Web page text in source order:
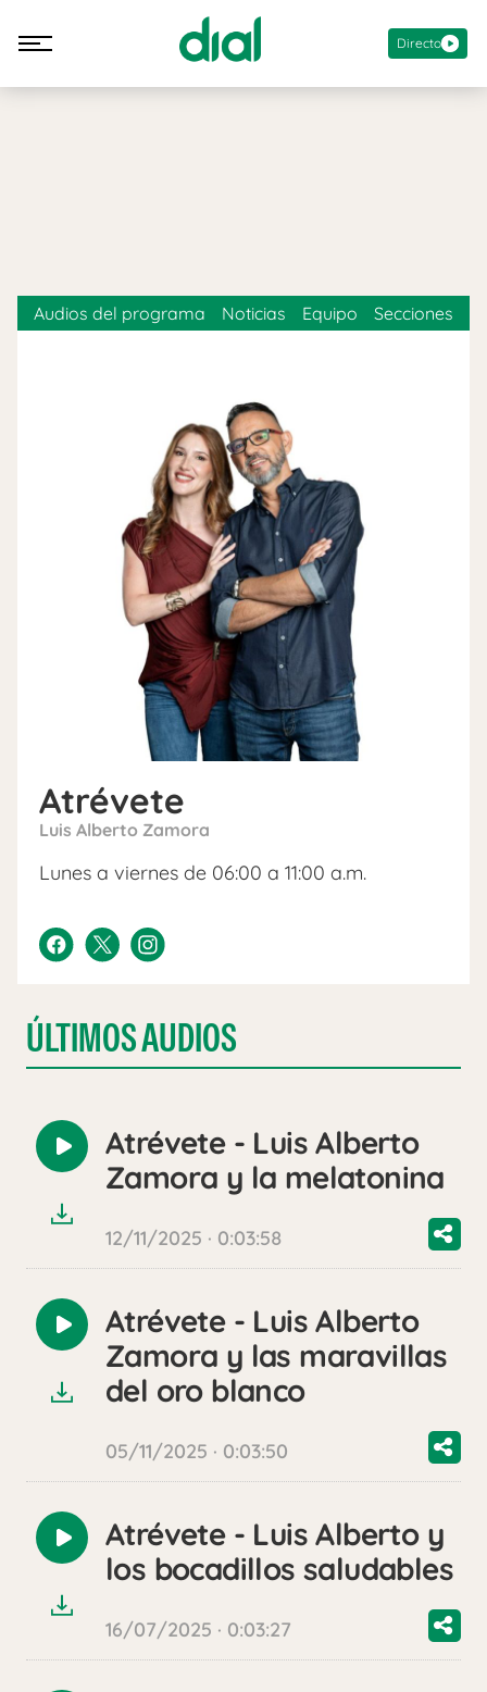
Directo
Atrévete
Luis Alberto Zamora
Lunes a viernes de 06:00 a 11:00 a.m.
Audios del programa Noticias Equipo Secciones
ÚLTIMOS AUDIOS
Reproducir
audio
Atrévete - Luis Alberto
Zamora y la melatonina
12/11/2025 · 0:03:58
Reproducir
audio
Atrévete - Luis Alberto
Zamora y las maravillas
del oro blanco
05/11/2025 · 0:03:50
Reproducir
audio
Atrévete - Luis Alberto y
los bocadillos saludables
16/07/2025 · 0:03:27